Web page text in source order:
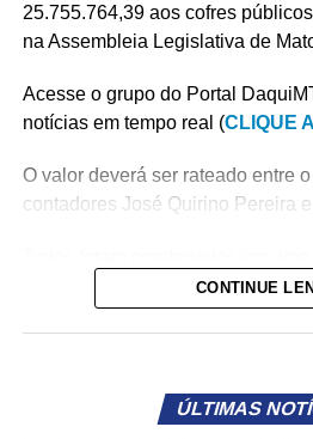
25.755.764,39 aos cofres
na Assembleia Legislativa de
Acesse o grupo do Portal
notícias em tempo real (CLIQUE
O valor deverá ser rateado entre
contadores José Quirino Pereira
Operação Arca de Noé, que
fraudulentos envolvendo a
CONTINUE
ÚLTIMAS